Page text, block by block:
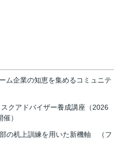
ム企業の知恵を集めるコミュニテ
クアドバイザー養成講座（2026
）
部の机上訓練を用いた新機軸 （フ